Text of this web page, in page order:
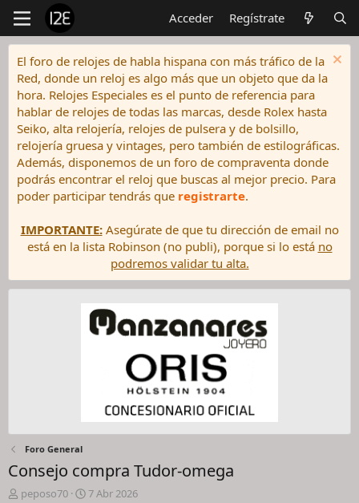
Acceder Regístrate
El foro de relojes de habla hispana con más tráfico de la
Red, donde un reloj es algo más que un objeto que da la
hora. Relojes Especiales es el punto de referencia para
hablar de relojes de todas las marcas, desde Rolex hasta
Seiko, alta relojería, relojes de pulsera y de bolsillo,
relojería gruesa y vintages, pero también de estilográficas.
Además, disponemos de un foro de compraventa donde
podrás encontrar el reloj que buscas al mejor precio. Para
poder participar tendrás que registrarte.
IMPORTANTE:Asegúrate de que tu dirección de email no
está en la lista Robinson (no publi), porque si lo está no
podremos validar tu alta.
Foro General
Consejo compra Tudor-omega
Ipeposo70
F
7 Abr 2026